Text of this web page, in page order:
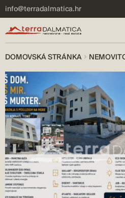
info@terradalmatica.hr
DOMOVSKÁ STRÁNKA